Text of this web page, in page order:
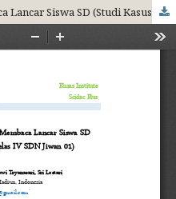
Analisis Keterampilan Membaca Lancar Siswa SD (Studi Kasus di Kelas IV SDN Jiwan 01)